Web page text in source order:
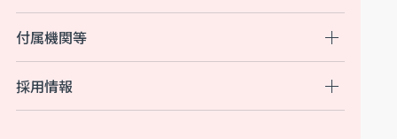
付属機関等
採用情報